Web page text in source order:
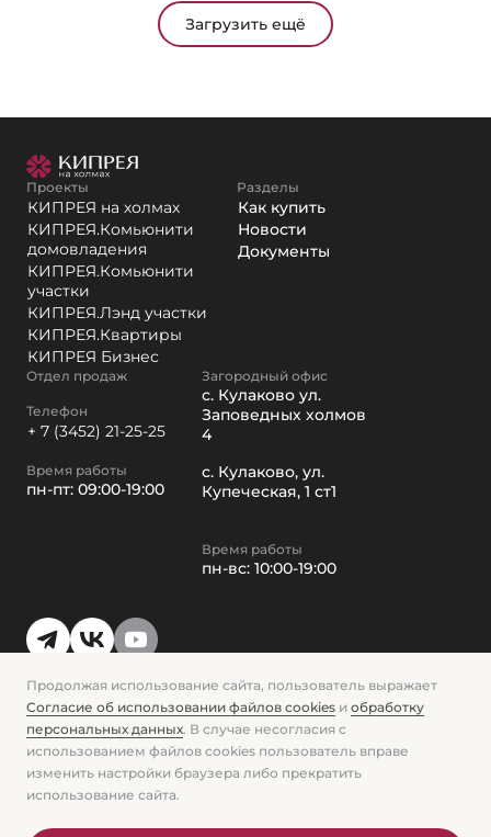
Продолжая использование сайта, пользователь выражает
Согласие об использовании файлов cookies и обработку
персональных данных. В случае несогласия с
использованием файлов cookies пользователь вправе
изменить настройки браузера либо прекратить
использование сайта.
Загрузить ещё
Проекты
КИПРЕЯ на холмах
КИПРЕЯ.Комьюнити
домовладения
КИПРЕЯ.Комьюнити
участки
КИПРЕЯ.Лэнд участки
КИПРЕЯ.Квартиры
КИПРЕЯ Бизнес
Разделы
Как купить
Новости
Документы
Отдел продаж
Телефон
+ 7 (3452) 21-25-25
Время работы
пн-пт: 09:00-19:00
Загородный офис
с. Кулаково ул.
Заповедных холмов
4
с. Кулаково, ул.
Купеческая, 1 ст1
Время работы
пн-вс: 10:00-19:00
Заказать звонок
Политика конфиденциальности
Согласие на обработку персональных данных
Политика в отношении файлов cookie
Согласие на получение информационной и рекламной
© Кипрея. Вся информация, представленная на данном сайте,